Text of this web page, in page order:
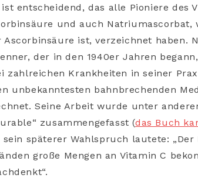
entscheidend, das alle Pioniere des
und auch Natriumascorbat,
Ascorbinsäure ist, verzeichnet haben.
der in den 1940er Jahren
zahlreichen Krankheiten in seiner
unbekanntesten bahnbrechenden
Seine Arbeit wurde unter
zusammengefasst (das Buch
sein späterer Wahlspruch lautete:
große Mengen an Vitamin C